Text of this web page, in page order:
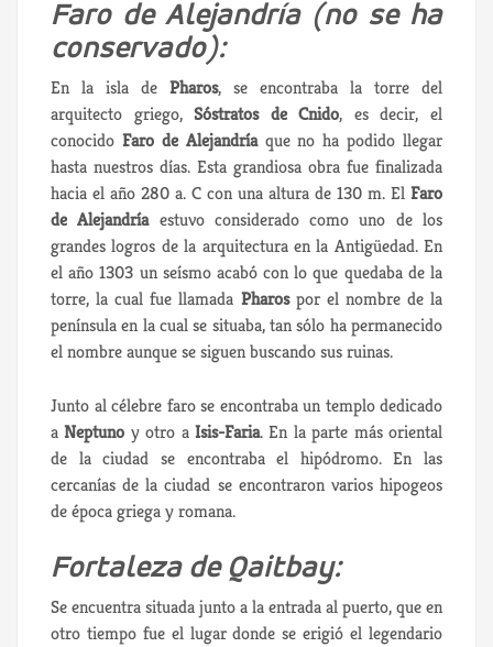
Faro de Alejandría(no se ha
conservado):
En la isla de Pharos, se encontraba la torre del
arquitecto griego,Sóstratos de Cnido, es decir, el
conocido Faro de Alejandríaque no ha podido llegar
hasta nuestros días. Esta grandiosa obra fue finalizada
hacia el año 280 a. C con una altura de 130 m. El Faro
de Alejandríaestuvo considerado como uno de los
grandes logros de la arquitectura en la Antigüedad. En
el año 1303 un seísmo acabó con lo que quedaba de la
torre, la cual fue llamada Pharospor el nombre de la
península en la cual se situaba, tan sólo ha permanecido
el nombre aunque se siguen buscando sus ruinas.
Junto al célebre faro se encontraba un templo dedicado
aNeptuno y otro aIsis-Faria. En la parte más oriental
de la ciudad se encontraba el hipódromo. En las
cercanías de la ciudad se encontraron varios hipogeos
de época griega y romana.
Fortaleza de Qaitbay:
Se encuentra situada junto a la entrada al puerto, que en
otro tiempo fue el lugar donde se erigió el legendario